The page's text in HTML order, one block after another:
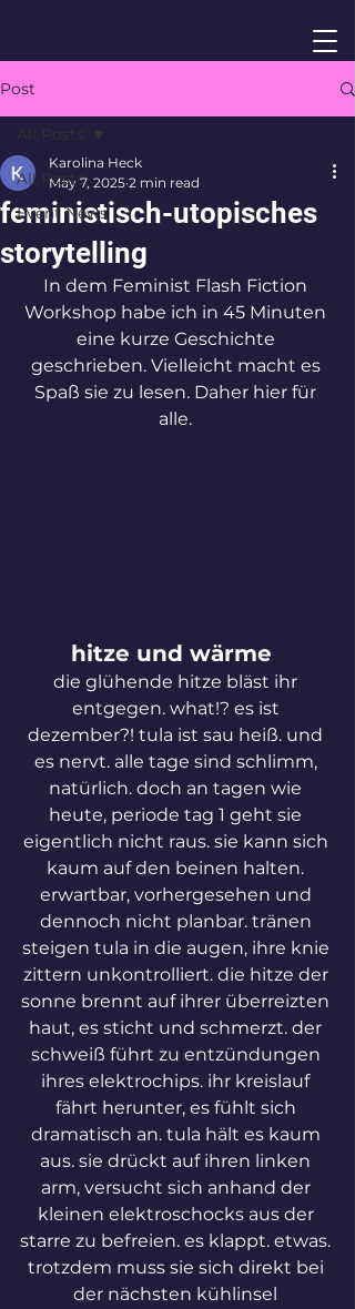
Post
All Posts
Event News
feministisch-utopisches
storytelling
Karolina Heck
May 7, 2025 2 min read
In dem Feminist Flash Fiction
Workshop habe ich in 45 Minuten
eine kurze Geschichte
geschrieben. Vielleicht macht es
Spaß sie zu lesen. Daher hier für
alle.
hitze und wärme
die glühende hitze bläst ihr
entgegen. what!? es ist
dezember?! tula ist sau heiß. und
es nervt. alle tage sind schlimm,
natürlich. doch an tagen wie
heute, periode tag 1 geht sie
eigentlich nicht raus. sie kann sich
kaum auf den beinen halten.
erwartbar, vorhergesehen und
dennoch nicht planbar. tränen
steigen tula in die augen, ihre knie
zittern unkontrolliert. die hitze der
sonne brennt auf ihrer überreizten
haut, es sticht und schmerzt. der
schweiß führt zu entzündungen
ihres elektrochips. ihr kreislauf
fährt herunter, es fühlt sich
dramatisch an. tula hält es kaum
aus. sie drückt auf ihren linken
arm, versucht sich anhand der
kleinen elektroschocks aus der
starre zu befreien. es klappt. etwas.
trotzdem muss sie sich direkt bei
der nächsten kühlinsel